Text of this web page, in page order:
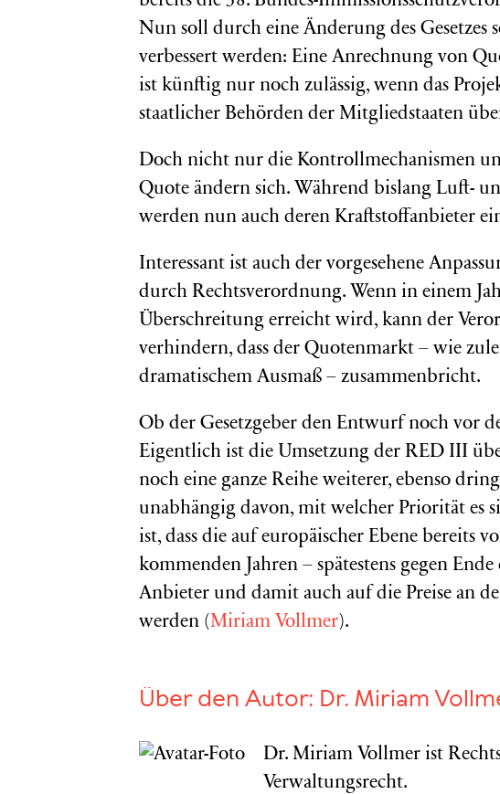
Nun soll durch eine Änderung des
verbessert werden: Eine Anrechnung von
ist künftig nur noch zulässig, wenn das
staatlicher Behörden der Mitgliedstaaten
Doch nicht nur die Kontrollmechanismen
Quote ändern sich. Während bislang Luft-
werden nun auch deren Kraftstoffanbieter
Interessant ist auch der vorgesehene
durch Rechtsverordnung. Wenn in einem
Überschreitung erreicht wird, kann der
verhindern, dass der Quotenmarkt – wie
dramatischem Ausmaß – zusammenbricht.
Ob der Gesetzgeber den Entwurf noch vor
Eigentlich ist die Umsetzung der RED III
noch eine ganze Reihe weiterer, ebenso
unabhängig davon, mit welcher Priorität es
ist, dass die auf europäischer Ebene bereits
kommenden Jahren – spätestens gegen
Anbieter und damit auch auf die Preise an
werden (Miriam Vollmer).
Über den Autor: Dr. Miriam
Dr. Miriam Vollmer ist
Verwaltungsrecht.